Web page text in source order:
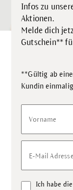
Infos zu
Aktionen.
Melde dich
Gutschein**
**Gültig ab
Kundin
Vorname
E-Mail Adresse
Ich habe die